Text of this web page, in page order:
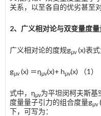
关系，以至各自的优劣甚至对
2、广义相对论与双变量度
广义相对论的度规gμv (x)表
gμv (x) ＝ημv(x)+ hμv(x) （1）
式中，ημv为平坦闵柯夫斯基
度量量子引力的组合度量gμv
下，可写为：